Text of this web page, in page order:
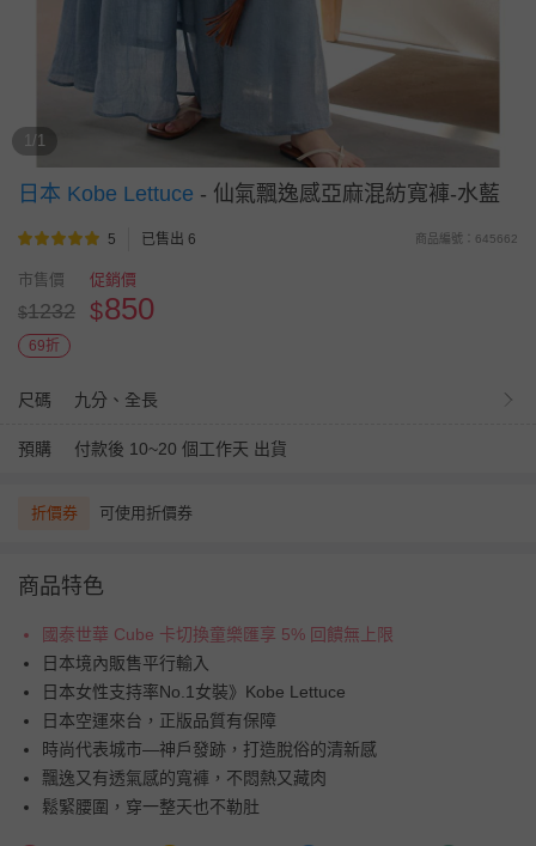
1/1
日本 Kobe Lettuce - 仙氣飄逸感亞麻混紡寬褲-水藍
5 已售出 6 商品編號：645662
市售價
$1232
促銷價
$850
69折
尺碼 九分、全長
預購 付款後 10~20 個工作天 出貨
折價券 可使用折價券
商品特色
國泰世華 Cube 卡切換童樂匯享 5% 回饋無上限
日本境內販售平行輸入
日本女性支持率No.1女裝》Kobe Lettuce
日本空運來台，正版品質有保障
時尚代表城市—神戶發跡，打造脫俗的清新感
飄逸又有透氣感的寬褲，不悶熱又藏肉
鬆緊腰圍，穿一整天也不勒肚